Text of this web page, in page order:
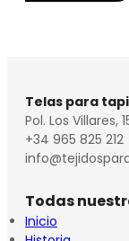
Telas para
Pol. Los Villares,
+34 965 825 212
Todas
Inicio